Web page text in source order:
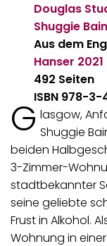
Douglas
Shuggie Bain
Aus dem
Hanser 2021
492 Seiten
ISBN 978-
G lasgow,
Shuggie
beiden
3-Zimmer-
stadtbekannter
seine geliebte
Frust in Alkohol.
Wohnung in